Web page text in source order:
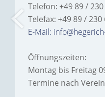
Telefon: +49 89 /
Telefax: +49 89 / 230
E-Mail:
Öffnungszeiten:
Montag bis Freitag
Termine nach